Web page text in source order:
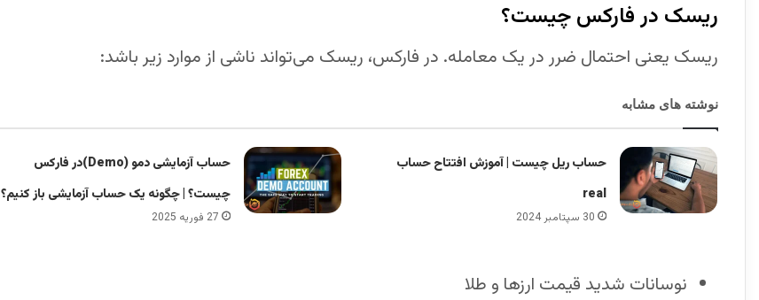
ریسک در فارکس چیست؟
ریسک یعنی احتمال ضرر در یک معامله. در فارکس، ریسک می‌تواند ناشی از موارد زیر باشد:
نوشته های مشابه
حساب ریل چیست | آموزش افتتاح حساب
real
30 سپتامبر 2024
حساب آزمایشی دمو (Demo)در فارکس
چیست؟ | چگونه یک حساب آزمایشی باز کنیم؟
27 فوریه 2025
نوسانات شدید قیمت ارزها و طلا